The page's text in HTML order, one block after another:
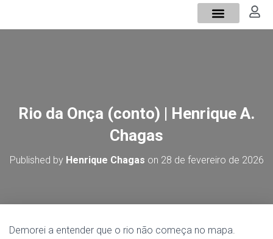
Rio da Onça (conto) | Henrique A.
Chagas
Published by Henrique Chagas on 28 de fevereiro de 2026
Demorei a entender que o rio não começa no mapa.